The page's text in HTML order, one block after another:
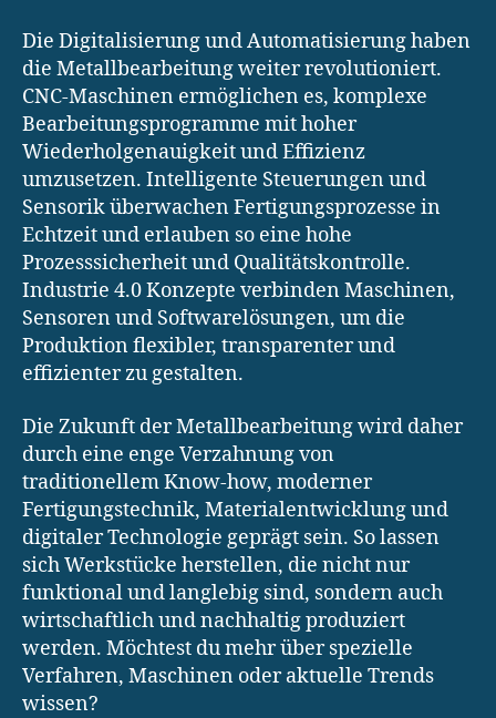
Die Digitalisierung und Automatisierung haben
die Metallbearbeitung weiter revolutioniert.
CNC-Maschinen ermöglichen es, komplexe
Bearbeitungsprogramme mit hoher
Wiederholgenauigkeit und Effizienz
umzusetzen. Intelligente Steuerungen und
Sensorik überwachen Fertigungsprozesse in
Echtzeit und erlauben so eine hohe
Prozesssicherheit und Qualitätskontrolle.
Industrie 4.0 Konzepte verbinden Maschinen,
Sensoren und Softwarelösungen, um die
Produktion flexibler, transparenter und
effizienter zu gestalten.
Die Zukunft der Metallbearbeitung wird daher
durch eine enge Verzahnung von
traditionellem Know-how, moderner
Fertigungstechnik, Materialentwicklung und
digitaler Technologie geprägt sein. So lassen
sich Werkstücke herstellen, die nicht nur
funktional und langlebig sind, sondern auch
wirtschaftlich und nachhaltig produziert
werden. Möchtest du mehr über spezielle
Verfahren, Maschinen oder aktuelle Trends
wissen?